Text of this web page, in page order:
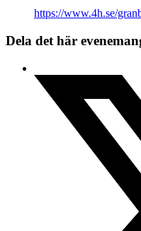
https://www.4h.se/
Dela det här